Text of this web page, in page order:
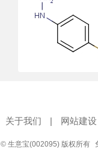
关于我们 | 网站建设
© 生意宝(002095) 版权所有